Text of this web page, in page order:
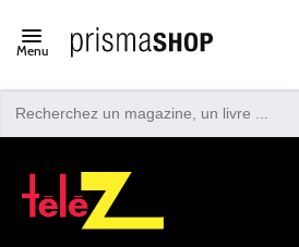
Open/close
navigation
Menu